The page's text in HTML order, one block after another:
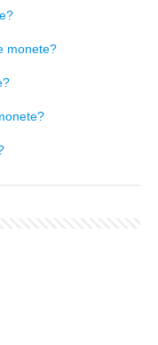
monete?